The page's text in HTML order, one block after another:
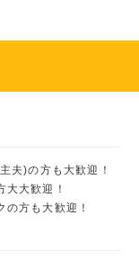
夫)の方も大歓迎！
大大歓迎！
の方も大歓迎！